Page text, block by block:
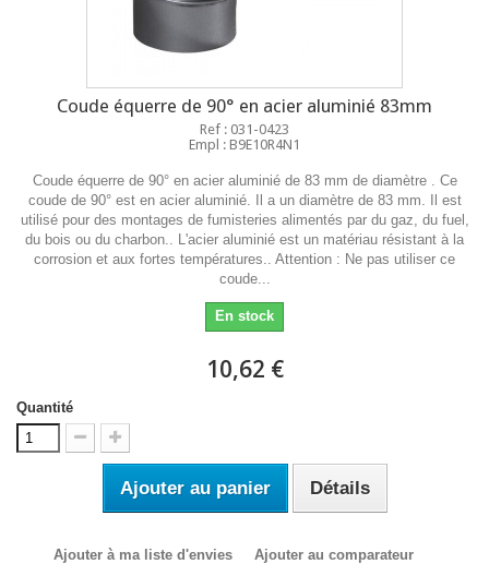
Coude équerre de 90° en acier aluminié 83mm
Ref : 031-0423
Empl : B9E10R4N1
Coude équerre de 90° en acier aluminié de 83 mm de diamètre . Ce
coude de 90° est en acier aluminié. Il a un diamètre de 83 mm. Il est
utilisé pour des montages de fumisteries alimentés par du gaz, du fuel,
du bois ou du charbon.. L'acier aluminié est un matériau résistant à la
corrosion et aux fortes températures.. Attention : Ne pas utiliser ce
coude...
En stock
10,62 €
Quantité
Ajouter au panier Détails
Ajouter à ma liste d'envies Ajouter au comparateur